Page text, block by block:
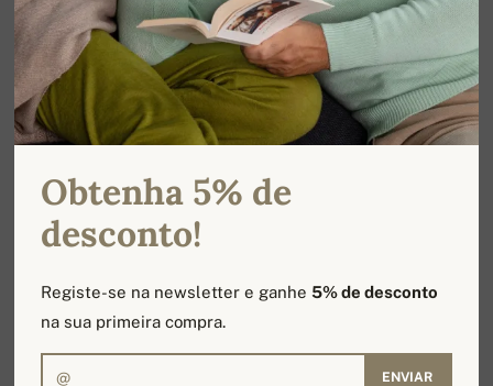
Obtenha 5% de
desconto!
Registe-se na newsletter e ganhe5% de desconto
na sua primeira compra.
ENVIAR